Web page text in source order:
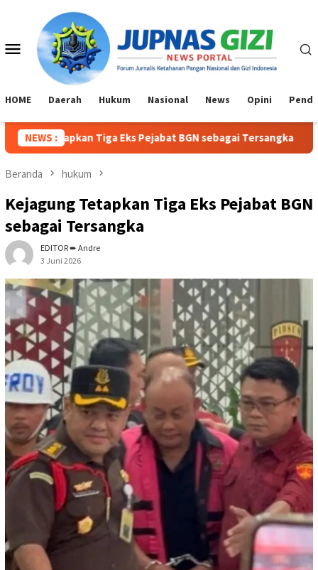
Menu
Mobile
HOME Daerah Hukum Nasional News Opini
NEWS :
Tetapkan Tiga Eks Pejabat BGN sebagai Tersangka
Beranda hukum
Kejagung Tetapkan Tiga Eks Pejabat BGN
sebagai Tersangka
EDITOR ➨ Andre
3 Juni 2026